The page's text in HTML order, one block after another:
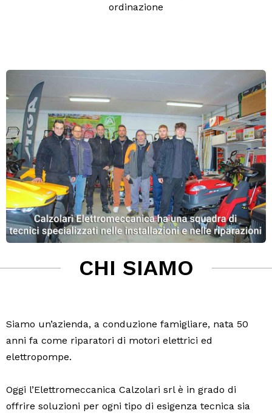
ordinazione
CHI SIAMO
Siamo un’azienda, a conduzione famigliare, nata 50
anni fa come riparatori di motori elettrici ed
elettropompe.
Oggi l’Elettromeccanica Calzolari srl è in grado di
offrire soluzioni per ogni tipo di esigenza tecnica sia